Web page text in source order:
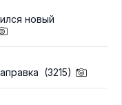
новый
(3215)